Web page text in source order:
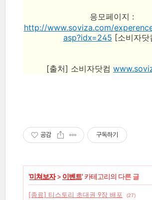
응모페이지 :
http://www.soviza.com/
asp?idx=245 [소비자닷
[출처] 소비자닷컴
공감 구독하기
'미쳐보자> 이벤트' 카테고리의 다른 글
[종료] 티스토리 초대권 9장 배포 (27)